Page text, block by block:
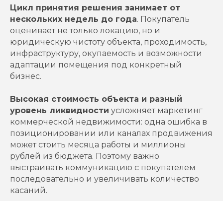
Цикл принятия решения занимает от
нескольких недель до года. Покупатель
оценивает не только локацию, но и
юридическую чистоту объекта, проходимость,
инфраструктуру, окупаемость и возможности
адаптации помещения под конкретный
бизнес.
Высокая стоимость объекта и разный
уровень ликвидности усложняет маркетинг
коммерческой недвижимости: одна ошибка в
позиционировании или каналах продвижения
может стоить месяца работы и миллионы
рублей из бюджета. Поэтому важно
выстраивать коммуникацию с покупателем
последовательно и увеличивать количество
касаний.